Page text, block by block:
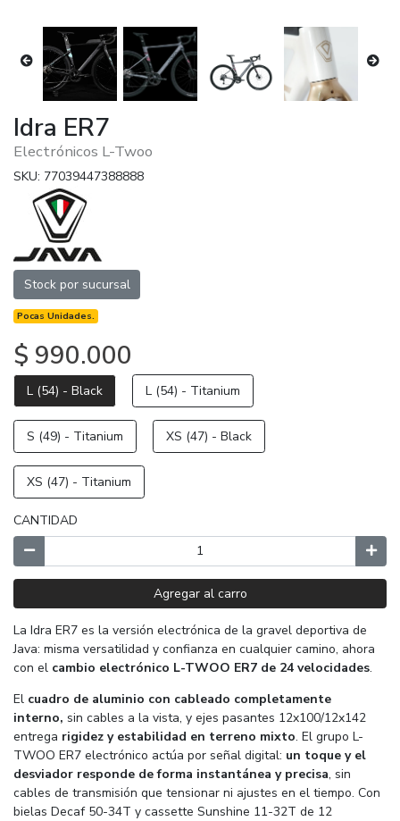
Idra ER7
Electrónicos L-Twoo
SKU: 77039447388888
Stock por sucursal
Pocas Unidades.
$ 990.000
L (54) - Black L (54) - Titanium
S (49) - Titanium XS (47) - Black
XS (47) - Titanium
CANTIDAD
Agregar al carro
La Idra ER7 es la versión electrónica de la gravel deportiva de
Java: misma versatilidad y confianza en cualquier camino, ahora
con el cambio electrónico L-TWOO ER7 de 24 velocidades.
El cuadro de aluminio con cableado completamente
interno, sin cables a la vista, y ejes pasantes 12x100/12x142
entrega rigidez y estabilidad en terreno mixto. El grupo L-
TWOO ER7 electrónico actúa por señal digital: un toque y el
desviador responde de forma instantánea y precisa, sin
cables de transmisión que tensionar ni ajustes en el tiempo. Con
bielas Decaf 50-34T y cassette Sunshine 11-32T de 12